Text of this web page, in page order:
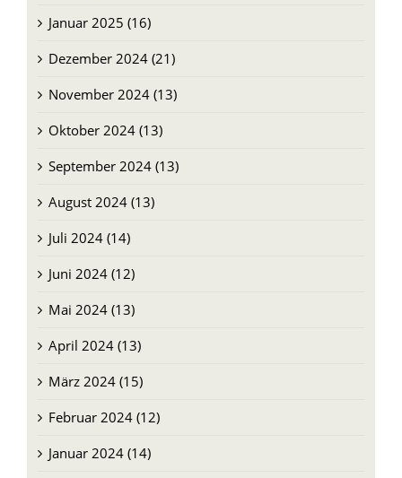
Januar 2025 (16)
Dezember 2024 (21)
November 2024 (13)
Oktober 2024 (13)
September 2024 (13)
August 2024 (13)
Juli 2024 (14)
Juni 2024 (12)
Mai 2024 (13)
April 2024 (13)
März 2024 (15)
Februar 2024 (12)
Januar 2024 (14)